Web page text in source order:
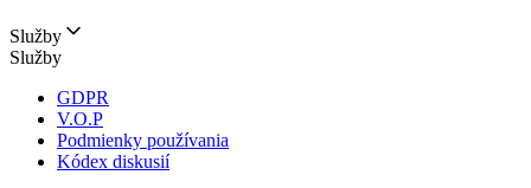
Služby
Služby
GDPR
V.O.P
Podmienky používania
Kódex diskusií